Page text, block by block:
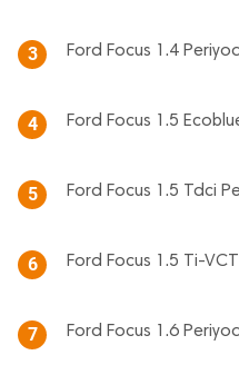
3 Ford Focus 1.4
4 Ford Focus 1.5
5 Ford Focus 1.5 Tdci
6 Ford Focus 1.5 Ti-
7 Ford Focus 1.6